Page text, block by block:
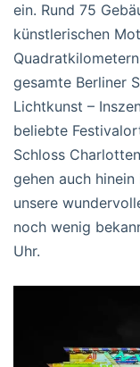
ein. Rund 75
künstlerischen
gesamte Berliner
Lichtkunst –
beliebte
Schloss
gehen auch
unsere
noch wenig
Uhr.